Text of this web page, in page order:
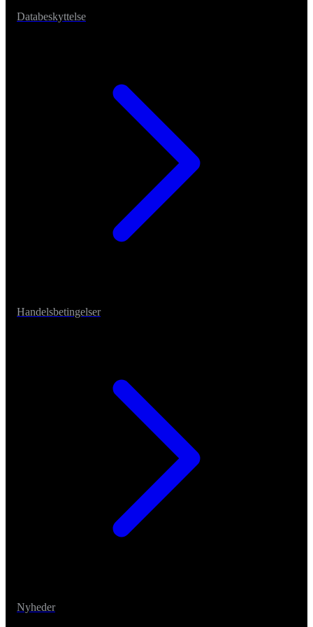
Databeskyttelse
Handelsbetingelser
Nyheder